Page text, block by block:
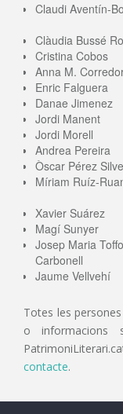
Claudi Aventín-
Clàudia Bussé
Cristina Cobos
Anna M.
Enric Falguera
Danae Jimenez
Jordi Manent
Jordi Morell
Andrea Pereira
Òscar Pérez
Míriam Ruíz-
Xavier Suárez
Magí Sunyer
Josep Maria
Carbonell
Jaume Vellvehí
Totes les
o informacions
contacte.